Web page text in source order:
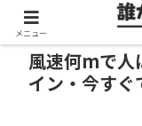
風速何mで人
イン・今す
メニュー